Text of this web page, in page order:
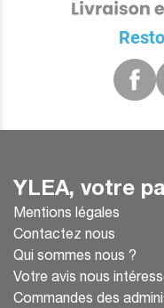
YLEA, votre
Mentions légales
Contactez nous
Qui sommes nous ?
Votre avis nous
Commandes des